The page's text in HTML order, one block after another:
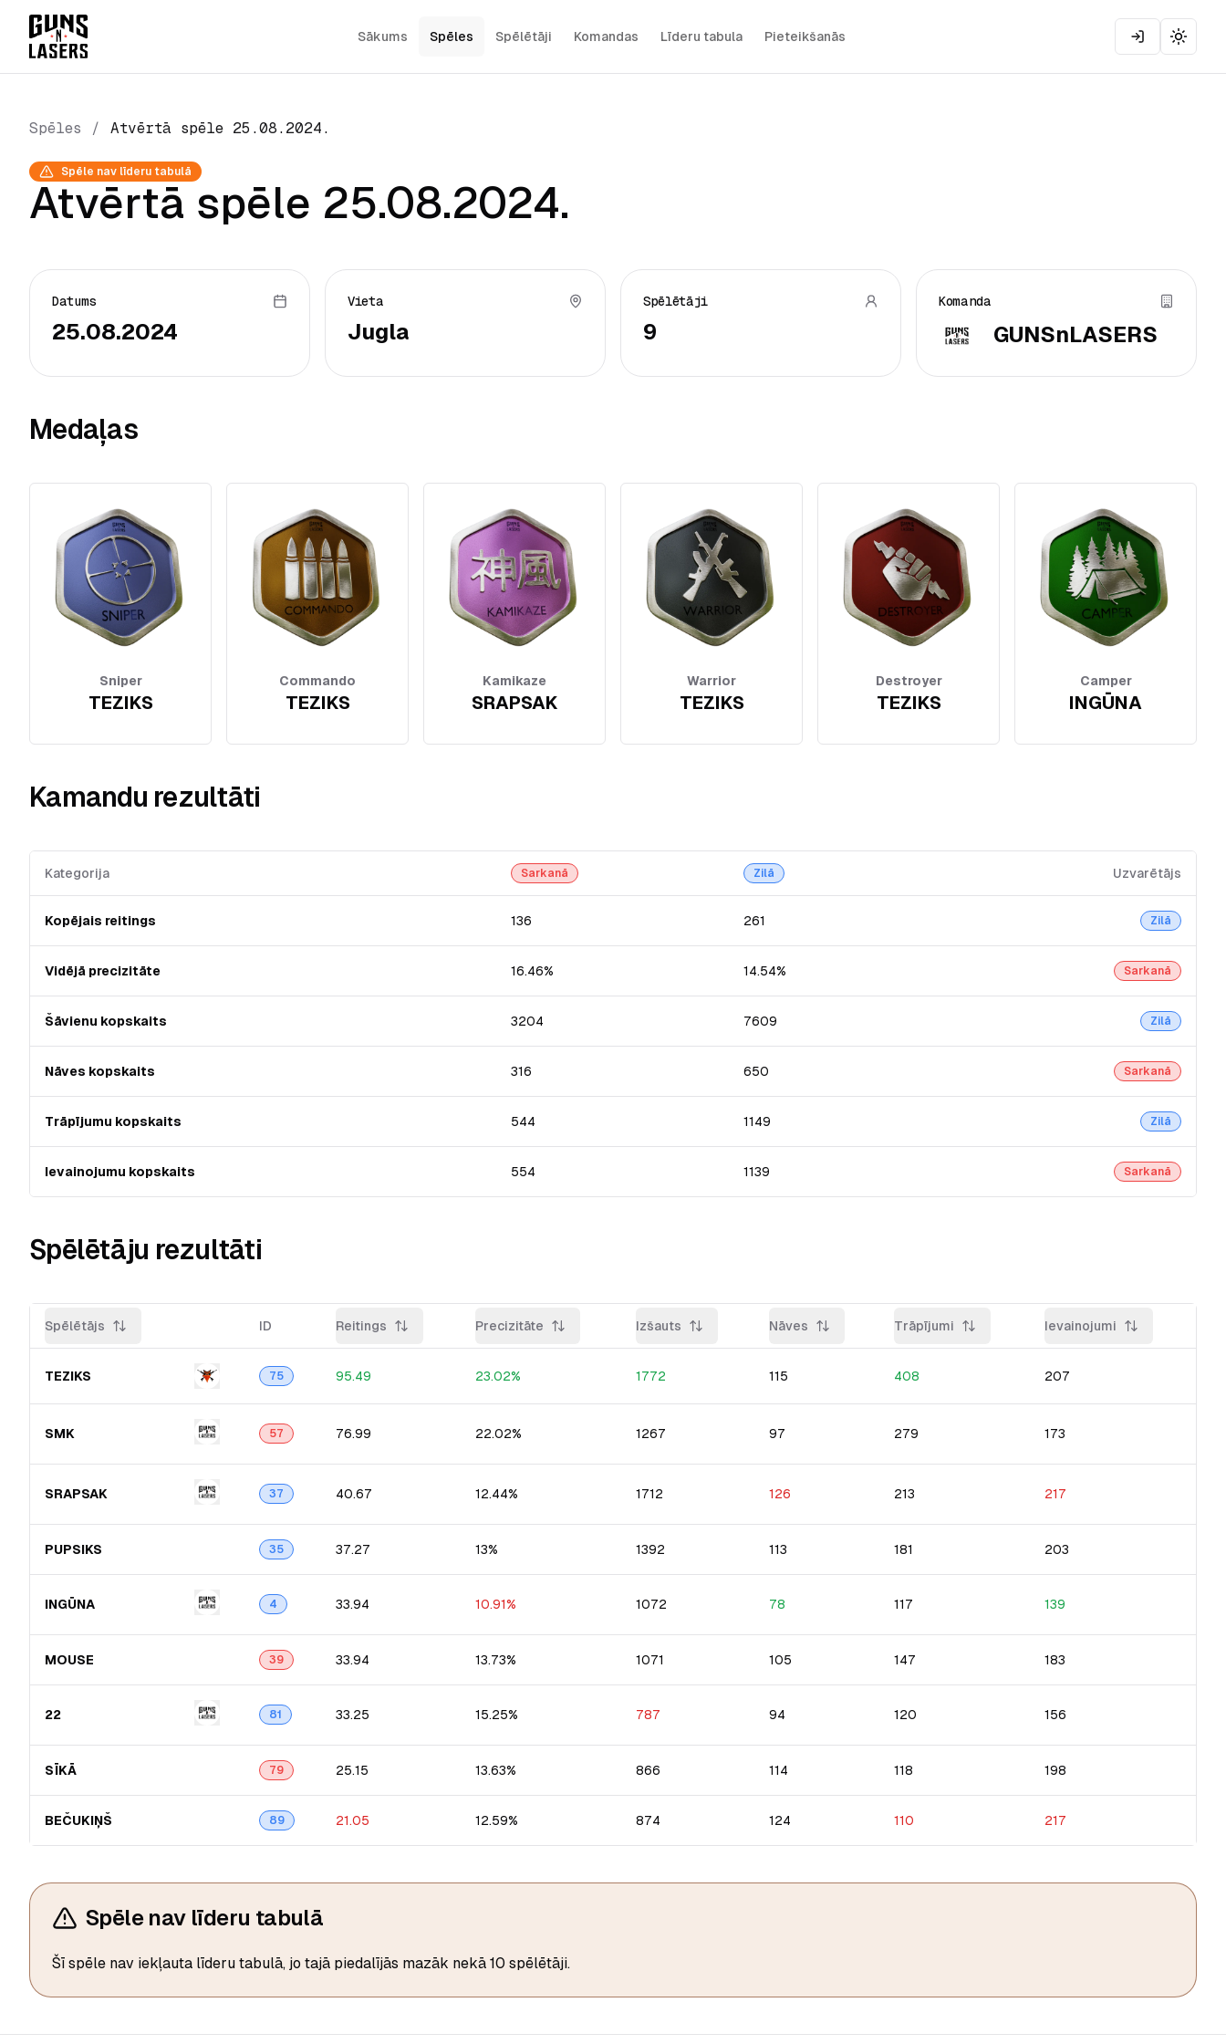
Sākums Spēles Spēlētāji Komandas Līderu tabula Pieteikšanās
Toggle
Spēles / Atvērtā spēle 25.08.2024.
Spēle nav līderu tabulā
Atvērtā spēle 25.08.2024.
Datums
25.08.2024
Vieta
Jugla
Spēlētāji
9
Komanda
GUNSnLASERS
Medaļas
Sniper
TEZIKS
Commando
TEZIKS
Kamikaze
SRAPSAK
Warrior
TEZIKS
Destroyer
TEZIKS
Camper
INGŪNA
Kamandu rezultāti
Kategorija Sarkanā Zilā Uzvarētājs
Kopējais reitings 136 261 Zilā
Vidējā precizitāte 16.46% 14.54% Sarkanā
Šāvienu kopskaits 3204 7609 Zilā
Nāves kopskaits 316 650 Sarkanā
Trāpījumu kopskaits 544 1149 Zilā
Ievainojumu kopskaits 554 1139 Sarkanā
Spēlētāju rezultāti
Spēlētājs ID Reitings Precizitāte Izšauts Nāves Trāpījumi Ievainojumi
TEZIKS 75 95.49 23.02% 1772 115 408 207
SMK 57 76.99 22.02% 1267 97 279 173
SRAPSAK 37 40.67 12.44% 1712 126 213 217
PUPSIKS 35 37.27 13% 1392 113 181 203
INGŪNA 4 33.94 10.91% 1072 78 117 139
MOUSE 39 33.94 13.73% 1071 105 147 183
22 81 33.25 15.25% 787 94 120 156
SĪKĀ 79 25.15 13.63% 866 114 118 198
BEČUKIŅŠ 89 21.05 12.59% 874 124 110 217
Spēle nav līderu tabulā
Šī spēle nav iekļauta līderu tabulā, jo tajā piedalījās mazāk nekā 10 spēlētāji.